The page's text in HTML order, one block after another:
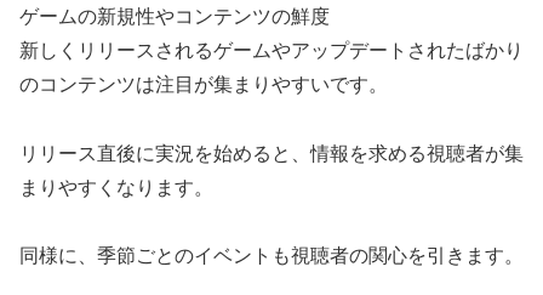
ゲームの新規性やコンテンツの鮮度
新しくリリースされるゲームやアップデートされたばかり
のコンテンツは注目が集まりやすいです。
リリース直後に実況を始めると、情報を求める視聴者が集
まりやすくなります。
同様に、季節ごとのイベントも視聴者の関心を引きます。